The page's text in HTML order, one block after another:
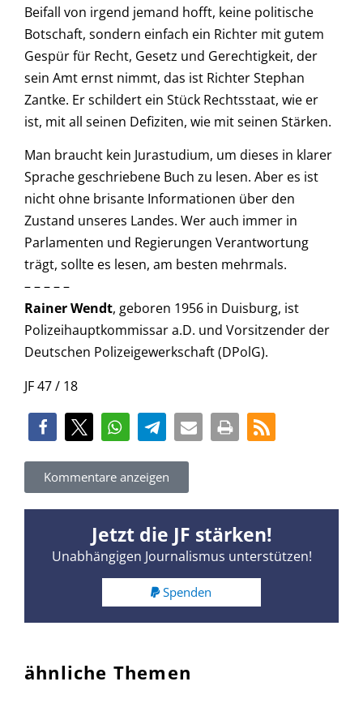
Beifall von irgend jemand hofft, keine politische
Botschaft, sondern einfach ein Richter mit gutem
Gespür für Recht, Gesetz und Gerechtigkeit, der
sein Amt ernst nimmt, das ist Richter Stephan
Zantke. Er schildert ein Stück Rechtsstaat, wie er
ist, mit all seinen Defiziten, wie mit seinen Stärken.
Man braucht kein Jurastudium, um dieses in klarer
Sprache geschriebene Buch zu lesen. Aber es ist
nicht ohne brisante Informationen über den
Zustand unseres Landes. Wer auch immer in
Parlamenten und Regierungen Verantwortung
trägt, sollte es lesen, am besten mehrmals.
– – – – –
Rainer Wendt, geboren 1956 in Duisburg, ist
Polizeihauptkommissar a.D. und Vorsitzender der
Deutschen Polizeigewerkschaft (DPolG).
JF 47 / 18
Kommentare anzeigen
Jetzt die JF stärken!
Unabhängigen Journalismus unterstützen!
Spenden
ähnliche Themen